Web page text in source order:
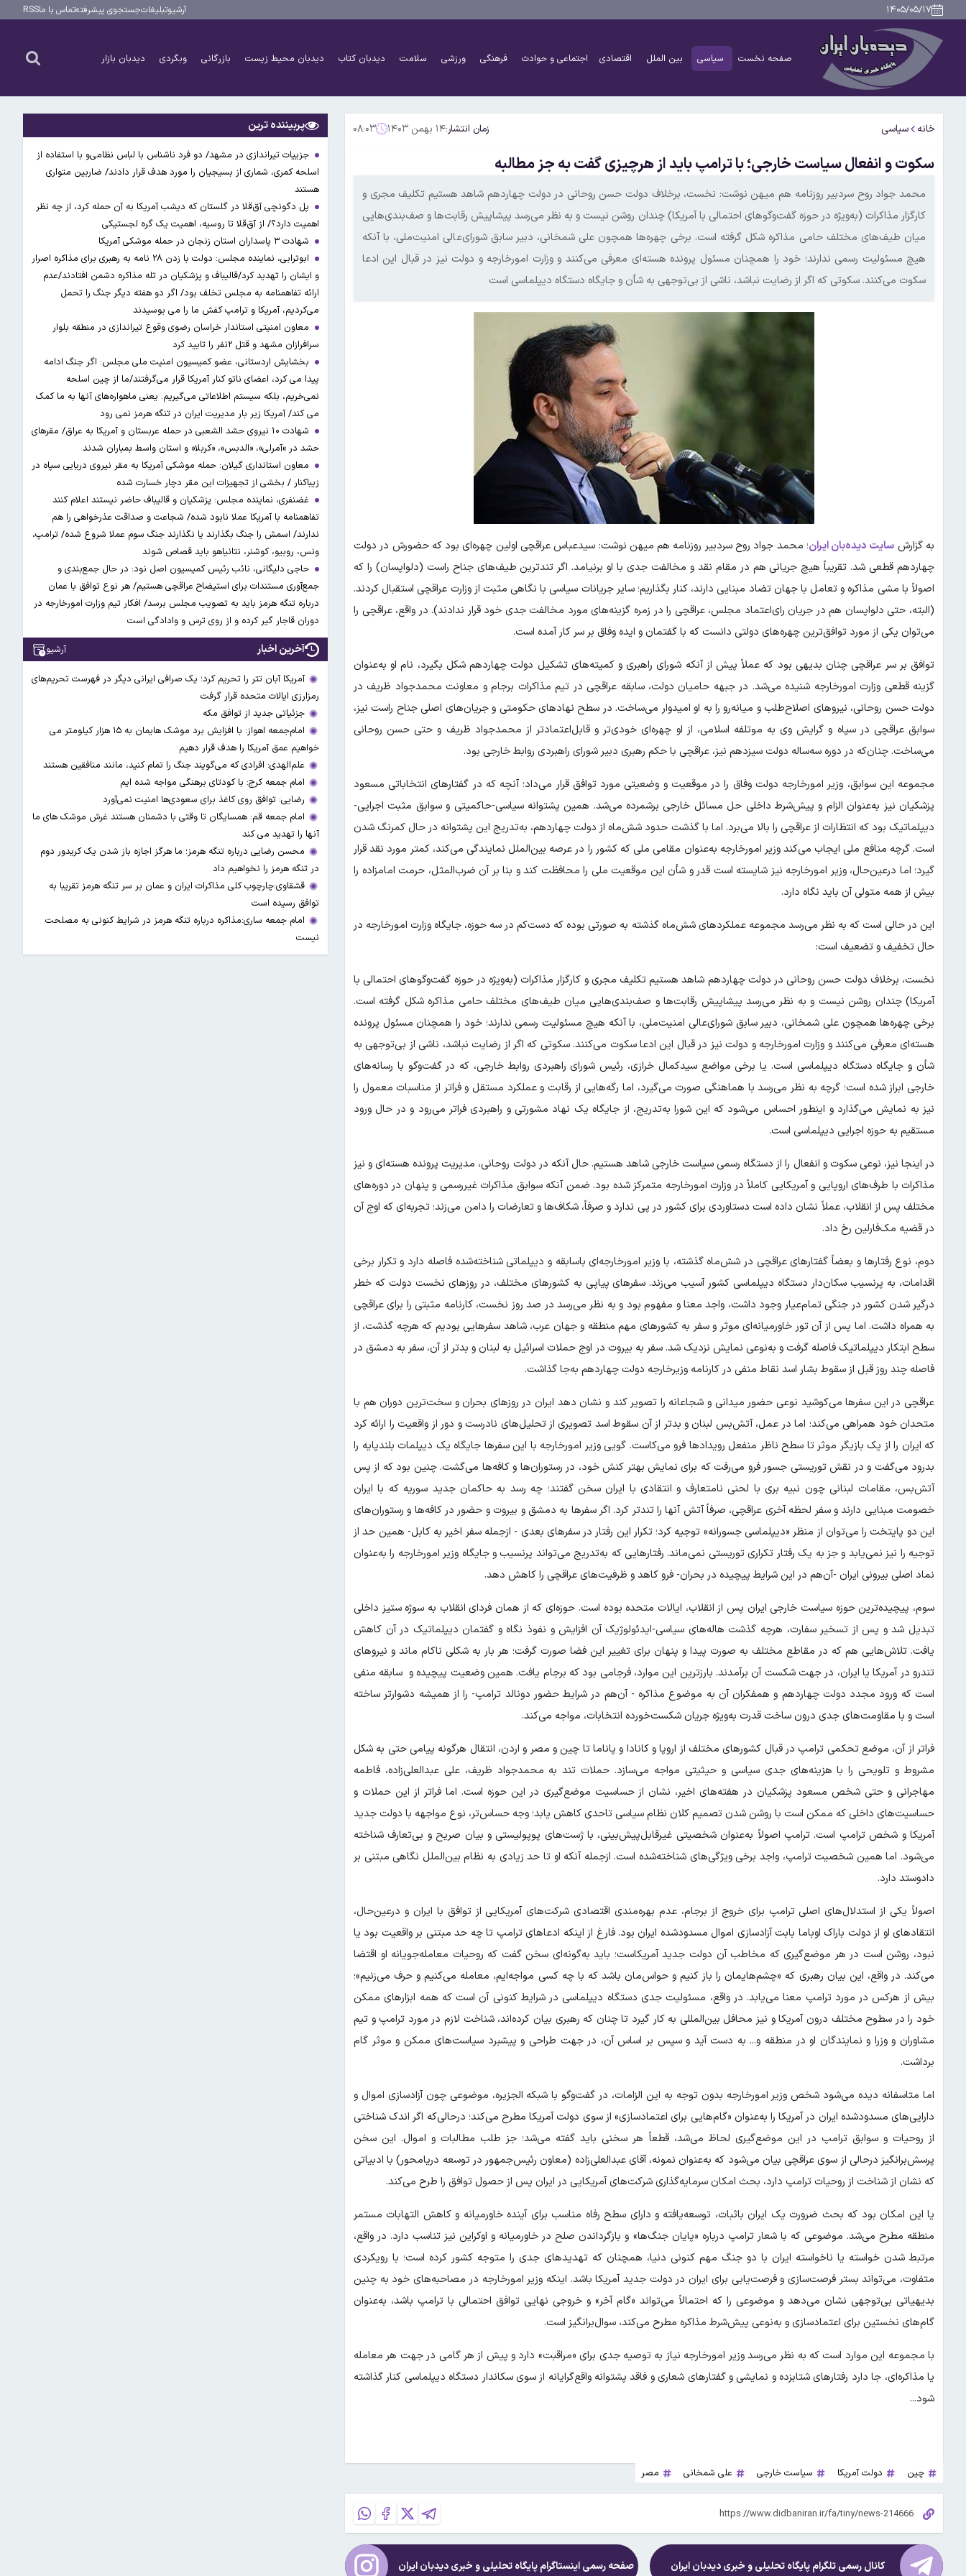
۱۴۰۵/۰۵/۱۷ آرشیوتبلیغاتجستجوی پیشرفتهتماس با ماRSS
صفحه نخست سیاسی بین الملل اقتصادی اجتماعی و حوادث فرهنگی ورزشی سلامت دیدبان کتاب دیدبان محیط زیست بازرگانی وبگردی دیدبان بازار
خانه سیاسی زمان انتشار:۱۴ بهمن ۱۴۰۳ ۰۸:۰۳
سکوت و انفعال سیاست خارجی؛ با ترامپ باید از هرچیزی گفت به جز مطالبه
محمد جواد روح سردبیر روزنامه هم میهن نوشت: نخست، برخلاف دولت حسن روحانی در دولت چهاردهم شاهد هستیم تکلیف مجری و
کارگزار مذاکرات (به‌ویژه در حوزه گفت‌وگوهای احتمالی با آمریکا) چندان روشن نیست و به نظر می‌رسد پیشاپیش رقابت‌ها و صف‌بندی‌هایی
میان طیف‌های مختلف حامی مذاکره شکل گرفته است. برخی چهره‌ها همچون علی شمخانی، دبیر سابق شورای‌عالی امنیت‌ملی، با آنکه
هیچ مسئولیت رسمی ندارند؛ خود را همچنان مسئول پرونده هسته‌ای معرفی می‌کنند و وزارت امورخارجه و دولت نیز در قبال این ادعا
سکوت می‌کنند. سکوتی که اگر از رضایت نباشد، ناشی از بی‌توجهی به شأن و جایگاه دستگاه دیپلماسی است
به گزارش سایت دیده‌بان ایران؛ محمد جواد روح سردبیر روزنامه هم میهن نوشت: سیدعباس عراقچی اولین چهره‌ای بود که حضورش در دولت
چهاردهم قطعی شد. تقریباً هیچ جریانی هم در مقام نقد و مخالفت جدی با او برنیامد. اگر تندترین طیف‌های جناح راست (دلواپسان) را که
اصولاً با مشی مذاکره و تعامل با جهان تضاد مبنایی دارند، کنار بگذاریم؛ سایر جریانات سیاسی با نگاهی مثبت از وزارت عراقچی استقبال کردند.
(البته، حتی دلواپسان هم در جریان رای‌اعتماد مجلس، عراقچی را در زمره گزینه‌های مورد مخالفت جدی خود قرار ندادند). در واقع، عراقچی را
می‌توان یکی از مورد توافق‌ترین چهره‌های دولتی دانست که با گفتمان و ایده وفاق بر سر کار آمده است.
توافق بر سر عراقچی چنان بدیهی بود که عملاً پیش از آنکه شورای راهبری و کمیته‌های تشکیل دولت چهاردهم شکل بگیرد، نام او به‌عنوان
گزینه قطعی وزارت امورخارجه شنیده می‌شد. در جبهه حامیان دولت، سابقه عراقچی در تیم مذاکرات برجام و معاونت محمدجواد ظریف در
دولت حسن روحانی، نیروهای اصلاح‌طلب و میانه‌رو را به او امیدوار می‌ساخت. در سطح نهادهای حکومتی و جریان‌های اصلی جناح راست نیز،
سوابق عراقچی در سپاه و گرایش وی به موتلفه اسلامی، از او چهره‌ای خودی‌تر و قابل‌اعتمادتر از محمدجواد ظریف و حتی حسن روحانی
می‌ساخت. چنان‌که در دوره سه‌ساله دولت سیزدهم نیز، عراقچی با حکم رهبری دبیر شورای راهبردی روابط خارجی بود.
مجموعه این سوابق، وزیر امورخارجه دولت وفاق را در موقعیت و وضعیتی مورد توافق قرار می‌داد؛ آنچه که در گفتارهای انتخاباتی مسعود
پزشکیان نیز به‌عنوان الزام و پیش‌شرط داخلی حل مسائل خارجی برشمرده می‌شد. همین پشتوانه سیاسی-حاکمیتی و سوابق مثبت اجرایی-
دیپلماتیک بود که انتظارات از عراقچی را بالا می‌برد. اما با گذشت حدود شش‌ماه از دولت چهاردهم، به‌تدریج این پشتوانه در حال کمرنگ شدن
است. گرچه منافع ملی ایجاب می‌کند وزیر امورخارجه به‌عنوان مقامی ملی که کشور را در عرصه بین‌الملل نمایندگی می‌کند، کمتر مورد نقد قرار
گیرد؛ اما درعین‌حال، وزیر امورخارجه نیز شایسته است قدر و شأن این موقعیت ملی را محافظت کند و بنا بر آن ضرب‌المثل، حرمت امامزاده را
بیش از همه متولی آن باید نگاه دارد.
این در حالی است که به نظر می‌رسد مجموعه عملکردهای شش‌ماه گذشته به صورتی بوده که دست‌کم در سه حوزه، جایگاه وزارت امورخارجه در
حال تخفیف و تضعیف است:
نخست، برخلاف دولت حسن روحانی در دولت چهاردهم شاهد هستیم تکلیف مجری و کارگزار مذاکرات (به‌ویژه در حوزه گفت‌وگوهای احتمالی با
آمریکا) چندان روشن نیست و به نظر می‌رسد پیشاپیش رقابت‌ها و صف‌بندی‌هایی میان طیف‌های مختلف حامی مذاکره شکل گرفته است.
برخی چهره‌ها همچون علی شمخانی، دبیر سابق شورای‌عالی امنیت‌ملی، با آنکه هیچ مسئولیت رسمی ندارند؛ خود را همچنان مسئول پرونده
هسته‌ای معرفی می‌کنند و وزارت امورخارجه و دولت نیز در قبال این ادعا سکوت می‌کنند. سکوتی که اگر از رضایت نباشد، ناشی از بی‌توجهی به
شأن و جایگاه دستگاه دیپلماسی است. یا برخی مواضع سیدکمال خرازی، رئیس شورای راهبردی روابط خارجی، که در گفت‌وگو با رسانه‌های
خارجی ابراز شده است؛ گرچه به نظر می‌رسد با هماهنگی صورت می‌گیرد، اما رگه‌هایی از رقابت و عملکرد مستقل و فراتر از مناسبات معمول را
نیز به نمایش می‌گذارد و اینطور احساس می‌شود که این شورا به‌تدریج، از جایگاه یک نهاد مشورتی و راهبردی فراتر می‌رود و در حال ورود
مستقیم به حوزه اجرایی دیپلماسی است.
در اینجا نیز، نوعی سکوت و انفعال را از دستگاه رسمی سیاست خارجی شاهد هستیم. حال آنکه در دولت روحانی، مدیریت پرونده هسته‌ای و نیز
مذاکرات با طرف‌های اروپایی و آمریکایی کاملاً در وزارت امورخارجه متمرکز شده بود. ضمن آنکه سوابق مذاکرات غیررسمی و پنهان در دوره‌های
مختلف پس از انقلاب، عملاً نشان داده است دستاوردی برای کشور در پی ندارد و صرفاً، شکاف‌ها و تعارضات را دامن می‌زند؛ تجربه‌ای که اوج آن
در قضیه مک‌فارلین رخ داد.
دوم، نوع رفتارها و بعضاً گفتارهای عراقچی در شش‌ماه گذشته، با وزیر امورخارجه‌ای باسابقه و دیپلماتی شناخته‌شده فاصله دارد و تکرار برخی
اقدامات، به پرنسیب سکان‌دار دستگاه دیپلماسی کشور آسیب می‌زند. سفرهای پیاپی به کشورهای مختلف، در روزهای نخست دولت که خطر
درگیر شدن کشور در جنگی تمام‌عیار وجود داشت، واجد معنا و مفهوم بود و به نظر می‌رسد در صد روز نخست، کارنامه مثبتی را برای عراقچی
به همراه داشت. اما پس از آن تور خاورمیانه‌ای موثر و سفر به کشورهای مهم منطقه و جهان عرب، شاهد سفرهایی بودیم که هرچه گذشت، از
سطح ابتکار دیپلماتیک فاصله گرفت و به‌نوعی نمایش نزدیک شد. سفر به بیروت در اوج حملات اسرائیل به لبنان و بدتر از آن، سفر به دمشق در
فاصله چند روز قبل از سقوط بشار اسد نقاط منفی در کارنامه وزیرخارجه دولت چهاردهم به‌جا گذاشت.
عراقچی در این سفرها می‌کوشید نوعی حضور میدانی و شجاعانه را تصویر کند و نشان دهد ایران در روزهای بحران و سخت‌ترین دوران هم با
متحدان خود همراهی می‌کند؛ اما در عمل، آتش‌بس لبنان و بدتر از آن سقوط اسد تصویری از تحلیل‌های نادرست و دور از واقعیت را ارائه کرد
که ایران را از یک بازیگر موثر تا سطح ناظر منفعل رویدادها فرو می‌کاست. گویی وزیر امورخارجه با این سفرها جایگاه یک دیپلمات بلندپایه را
بدرود می‌گفت و در نقش توریستی جسور فرو می‌رفت که برای نمایش بهتر کنش خود، در رستوران‌ها و کافه‌ها می‌گشت. چنین بود که از پس
آتش‌بس، مقامات لبنانی چون نبیه بری با لحنی نامتعارف و انتقادی با ایران سخن گفتند؛ چه رسد به حاکمان جدید سوریه که با ایران
خصومت مبنایی دارند و سفر لحظه آخری عراقچی، صرفاً آتش آنها را تندتر کرد. اگر سفرها به دمشق و بیروت و حضور در کافه‌ها و رستوران‌های
این دو پایتخت را می‌توان از منظر «دیپلماسی جسورانه» توجیه کرد؛ تکرار این رفتار در سفرهای بعدی - ازجمله سفر اخیر به کابل- همین حد از
توجیه را نیز نمی‌یابد و جز به یک رفتار تکراری توریستی نمی‌ماند. رفتارهایی که به‌تدریج می‌تواند پرنسیب و جایگاه وزیر امورخارجه را به‌عنوان
نماد اصلی بیرونی ایران -آن‌هم در این شرایط پیچیده در بحران- فرو کاهد و ظرفیت‌های عراقچی را کاهش دهد.
سوم، پیچیده‌ترین حوزه سیاست خارجی ایران پس از انقلاب، ایالات متحده بوده است. حوزه‌ای که از همان فردای انقلاب به سوژه ستیز داخلی
تبدیل شد و پس از تسخیر سفارت، هرچه گذشت هاله‌های سیاسی-ایدئولوژیک آن افزایش و نفوذ نگاه و گفتمان دیپلماتیک در آن کاهش
یافت. تلاش‌هایی هم که در مقاطع مختلف به صورت پیدا و پنهان برای تغییر این فضا صورت گرفت؛ هر بار به شکلی ناکام ماند و نیروهای
تندرو در آمریکا یا ایران، در جهت شکست آن برآمدند. بارزترین این موارد، فرجامی بود که برجام یافت. همین وضعیت پیچیده و سابقه منفی
است که ورود مجدد دولت چهاردهم و همفکران آن به موضوع مذاکره - آن‌هم در شرایط حضور دونالد ترامپ- را از همیشه دشوارتر ساخته
است و با مقاومت‌های جدی درون ساخت قدرت به‌ویژه جریان شکست‌خورده انتخابات، مواجه می‌کند.
فراتر از آن، موضع تحکمی ترامپ در قبال کشورهای مختلف از اروپا و کانادا و پاناما تا چین و مصر و اردن، انتقال هرگونه پیامی حتی به شکل
مشروط و تلویحی را با هزینه‌های جدی سیاسی و حیثیتی مواجه می‌سازد. حملات تند به محمدجواد ظریف، علی عبدالعلی‌زاده، فاطمه
مهاجرانی و حتی شخص مسعود پزشکیان در هفته‌های اخیر، نشان از حساسیت موضع‌گیری در این حوزه است. اما فراتر از این حملات و
حساسیت‌های داخلی که ممکن است با روشن شدن تصمیم کلان نظام سیاسی تاحدی کاهش یابد؛ وجه حساس‌تر، نوع مواجهه با دولت جدید
آمریکا و شخص ترامپ است. ترامپ اصولاً به‌عنوان شخصیتی غیرقابل‌پیش‌بینی، با ژست‌های پوپولیستی و بیان صریح و بی‌تعارف شناخته
می‌شود. اما همین شخصیت ترامپ، واجد برخی ویژگی‌های شناخته‌شده است. ازجمله آنکه او تا حد زیادی به نظام بین‌الملل نگاهی مبتنی بر
دادوستد دارد.
اصولاً یکی از استدلال‌های اصلی ترامپ برای خروج از برجام، عدم بهره‌مندی اقتصادی شرکت‌های آمریکایی از توافق با ایران و درعین‌حال،
انتقادهای او از دولت باراک اوباما بابت آزادسازی اموال مسدودشده ایران بود. فارغ از اینکه ادعاهای ترامپ تا چه حد مبتنی بر واقعیت بود یا
نبود، روشن است در هر موضع‌گیری که مخاطب آن دولت جدید آمریکاست؛ باید به‌گونه‌ای سخن گفت که روحیات معامله‌جویانه او اقتضا
می‌کند. در واقع، این بیان رهبری که «چشم‌هایمان را باز کنیم و حواس‌مان باشد که با چه کسی مواجه‌ایم، معامله می‌کنیم و حرف می‌زنیم»؛
بیش از هرکس در مورد ترامپ معنا می‌یابد. در واقع، مسئولیت جدی دستگاه دیپلماسی در شرایط کنونی آن است که همه ابزارهای ممکن
خود را در سطوح مختلف درون آمریکا و نیز محافل بین‌المللی به کار گیرد تا چنان که رهبری بیان کرده‌اند، شناخت لازم در مورد ترامپ و تیم
مشاوران و وزرا و نمایندگان او در منطقه و... به دست آید و سپس بر اساس آن، در جهت طراحی و پیشبرد سیاست‌های ممکن و موثر گام
برداشت.
اما متاسفانه دیده می‌شود شخص وزیر امورخارجه بدون توجه به این الزامات، در گفت‌وگو با شبکه الجزیره، موضوعی چون آزادسازی اموال و
دارایی‌های مسدودشده ایران در آمریکا را به‌عنوان «گام‌هایی برای اعتمادسازی» از سوی دولت آمریکا مطرح می‌کند؛ درحالی‌که اگر اندک شناختی
از روحیات و سوابق ترامپ در این موضع‌گیری لحاظ می‌شد، قطعاً هر سخنی باید گفته می‌شد؛ جز طلب مطالبات و اموال. این سخن
پرسش‌برانگیز درحالی از سوی عراقچی بیان می‌شود که به‌عنوان نمونه، آقای عبدالعلی‌زاده (معاون رئیس‌جمهور در توسعه دریامحور) با ادبیاتی
که نشان از شناخت از روحیات ترامپ دارد، بحث امکان سرمایه‌گذاری شرکت‌های آمریکایی در ایران پس از حصول توافق را طرح می‌کند.
یا این امکان بود که بحث ضرورت یک ایران باثبات، توسعه‌یافته و دارای سطح رفاه مناسب برای آینده خاورمیانه و کاهش التهابات مستمر
منطقه مطرح می‌شد. موضوعی که با شعار ترامپ درباره «پایان جنگ‌ها» و بازگرداندن صلح در خاورمیانه و اوکراین نیز تناسب دارد. در واقع،
مرتبط شدن خواسته یا ناخواسته ایران با دو جنگ مهم کنونی دنیا، همچنان که تهدیدهای جدی را متوجه کشور کرده است؛ با رویکردی
متفاوت، می‌تواند بستر فرصت‌سازی و فرصت‌یابی برای ایران در دولت جدید آمریکا باشد. اینکه وزیر امورخارجه در مصاحبه‌های خود به چنین
بدیهیاتی بی‌توجهی نشان می‌دهد و موضوعی را که احتمالاً می‌تواند «گام آخر» و خروجی نهایی توافق احتمالی با ترامپ باشد، به‌عنوان
گام‌های نخستین برای اعتمادسازی و به‌نوعی پیش‌شرط مذاکره مطرح می‌کند، سوال‌برانگیز است.
با مجموعه این موارد است که به نظر می‌رسد وزیر امورخارجه نیاز به توصیه جدی برای «مراقبت» دارد و پیش از هر گامی در جهت هر معامله
یا مذاکره‌ای، جا دارد رفتارهای شتابزده و نمایشی و گفتارهای شعاری و فاقد پشتوانه واقع‌گرایانه از سوی سکاندار دستگاه دیپلماسی کنار گذاشته
شود...
چین دولت آمریکا سیاست خارجی علی شمخانی مصر
کانال رسمی تلگرام پایگاه تحلیلی و خبریدیدبان ایران صفحه رسمی اینستاگرام پایگاه تحلیلی و خبریدیدبان ایران
پربیننده ترین
جزییات تیراندازی در مشهد/ دو فرد ناشناس با لباس نظامی‌و با استفاده از
اسلحه کمری، شماری از بسیجیان را مورد هدف قرار دادند/ ضاربین متواری
هستند
پل دگونچی آق‌قلا در گلستان که دیشب آمریکا به آن حمله کرد، از چه نظر
اهمیت دارد؟/ از آق‌قلا تا روسیه، اهمیت یک گره لجستیکی
شهادت ۳ ‌پاسداران استان زنجان در حمله موشکی آمریکا
ابوترابی، نماینده مجلس: دولت با زدن ۲۸ نامه به رهبری برای مذاکره اصرار
و ایشان را تهدید کرد/قالیباف و پزشکیان در تله مذاکره دشمن افتادند/عدم
ارائه تفاهمنامه به مجلس تخلف بود/ اگر دو هفته دیگر جنگ را تحمل
می‌کردیم، آمریکا و ترامپ کفش ما را می بوسیدند
معاون امنیتی استاندار خراسان رضوی وقوع تیراندازی در منطقه بلوار
سرافرازان مشهد و قتل ۲نفر را تایید کرد
بخشایش اردستانی، عضو کمیسیون امنیت ملی مجلس: اگر جنگ ادامه
پیدا می کرد، اعضای ناتو کنار آمریکا قرار می‌گرفتند/ما از چین اسلحه
نمی‌خریم، بلکه سیستم اطلاعاتی می‌گیریم. یعنی ماهواره‌های آنها به ما کمک
می کند/ آمریکا زیر بار مدیریت ایران در تنگه هرمز نمی رود
شهادت ۱۰ نیروی حشد الشعبی در حمله عربستان و آمریکا به عراق/ مقرهای
حشد در »آمرلی»، «الدبس»، «کربلا« و استان واسط بمباران شدند
معاون استانداری گیلان: حمله موشکی آمریکا به مقر نیروی دریایی سپاه در
زیباکنار / بخشی از تجهیزات این مقر دچار خسارت شده
غضنفری، نماینده مجلس: پزشکیان و قالیباف حاضر نیستند اعلام کنند
تفاهمنامه با آمریکا عملا نابود شده/ شجاعت و صداقت عذرخواهی را هم
ندارند/ اسمش را جنگ بگذارند یا نگذارند جنگ سوم عملا شروع شده/ ترامپ،
ونس، روبیو، کوشنر، نتانیاهو باید قصاص شوند
حاجی دلیگانی، نائب رئیس کمیسیون اصل نود: در حال جمع‌بندی و
جمع‌آوری مستندات برای استیضاح عراقچی هستیم/ هر نوع توافق با عمان
درباره تنگه هرمز باید به تصویب مجلس برسد/ افکار تیم وزارت امورخارجه در
دوران قاجار گیر کرده و از روی ترس و وادادگی است
آخرین اخبار آرشیو
آمریکا آبان تتر را تحریم کرد؛ یک صرافی ایرانی دیگر در فهرست تحریم‌های
رمزارزی ایالات متحده قرار گرفت
جزئیاتی جدید از توافق مکه
امام‌جمعه اهواز: با افزایش برد موشک هایمان به ۱۵ هزار کیلومتر می
خواهیم عمق آمریکا را هدف قرار دهیم
علم‌الهدی: افرادی که می‌گویند جنگ را تمام کنید، مانند منافقین هستند
امام جمعه کرج: با کودتای برهنگی مواجه شده ایم
رضایی: توافق روی کاغذ برای سعودی‌ها امنیت نمی‌آورد
امام جمعه قم: همسایگان تا وقتی با دشمنان هستند غرش موشک های ما
آنها را تهدید می کند
محسن رضایی درباره تنگه هرمز؛ ما هرگز اجازه باز شدن یک کریدور دوم
در تنگه هرمز را نخواهیم داد
قشقاوی:چارچوب کلی مذاکرات ایران و عمان بر سر تنگه هرمز تقریبا به
توافق رسیده است
امام جمعه ساری:مذاکره درباره تنگه هرمز در شرایط کنونی به مصلحت
نیست